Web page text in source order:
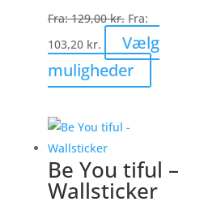
Fra:129,00kr. Fra:
103,20 kr.
Vælg
muligheder
vare
Mulighederne
kan
Be You tiful –
Wallsticker